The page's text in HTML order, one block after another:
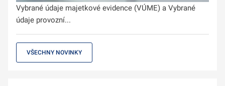
Vybrané údaje majetkové evidence (VÚME) a Vybrané
údaje provozní...
VŠECHNY NOVINKY